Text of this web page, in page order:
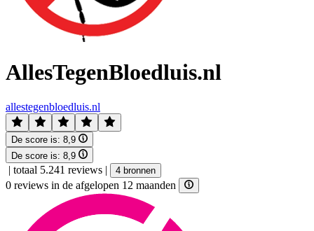
AllesTegenBloedluis.nl
allestegenbloedluis.nl
De score is: 8,9
De score is: 8,9
| totaal 5.241 reviews | 4 bronnen
0 reviews in de afgelopen 12 maanden